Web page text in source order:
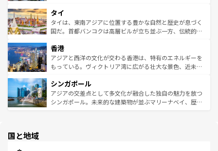
リティに包まれながら、韓国の多彩な魅力を心ゆくまで味
わってみてほしい。 なお、新着の韓国情報はコンテンツ一
覧を参照してほしい。
急速な発展と共に伝統が息づく。ハノイの古い町並みやホ
ーチミン市のフランス統治時代の建物も、独特の雰囲気を
醸し出している。また、バラエティの豊かさとおいしさで
とつ。フォーやバインミー、ベトナムコーヒーなどは、ぜ
ひ現地で味わいたい。どの地域を訪れてもあたたかい人々
が旅行者を迎えてくれるので、きっと忘れられない旅にな
参照してほしい。
タイ
タイは、東南アジアに位置する豊かな自然と歴史が息づく
国だ。首都バンコクは高層ビルが立ち並ぶ一方、伝統的な
の活気が交差している。北部ではチェンマイなどの山岳地
帯で自然と触れ合い、南部ではプーケットやクラビの美し
いビーチでリゾート気分を楽しむことができる。タイ料理
激する。気候は一年中温暖で、どの季節にも異なる楽しみ
が待っている。親しみやすいタイの人々、仏教を中心とし
た文化、そして多様な観光資源が、訪れる旅人を魅了し続
香港
アジアと西洋の文化が交わる香港は、特有のエネルギーを
もっている。ヴィクトリア湾に広がる壮大な景色、近未来
み、どこを訪れても感動するはず。観光スポットが密集し
ており、効率よく見どころを回れるのも魅力。息をのむよ
うな絶景から文化的な体験まで、香港を存分に楽しみ尽く
シンガポール
アジアの交差点として多文化が融合した独自の魅力を放つ
シンガポール。未来的な建築物が並ぶマリーナベイ、歴史
国と地域